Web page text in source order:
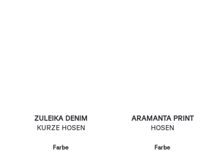
ZULEIKA DENIM
KURZE HOSEN
Farbe
ARAMANTA PRINT
HOSEN
Farbe